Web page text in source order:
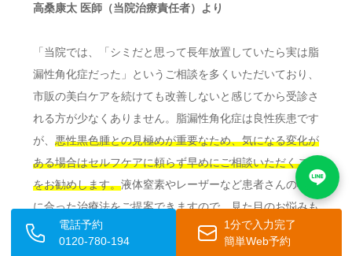
高桑康太 医師（当院治療責任者）より
「当院では、「シミだと思って長年放置していたら実は脂
漏性角化症だった」というご相談を多くいただいており、
市販の美白ケアを続けても改善しないと感じてから受診さ
れる方が少なくありません。脂漏性角化症は良性疾患です
が、 悪性黒色腫との見極めが重要なため、気になる変化が
ある場合はセルフケアに頼らず早めにご相談いただくこと
をお勧めします。液体窒素やレーザーなど患者さんの状態
に合った治療法をご提案できますので、見た目のお悩みも
含めてお気軽にご来院ください。」
電話予約
0120-780-194
1分で入力完了
簡単Web予約